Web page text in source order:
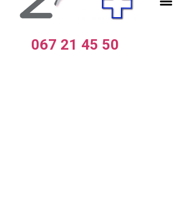
067 21 45 50